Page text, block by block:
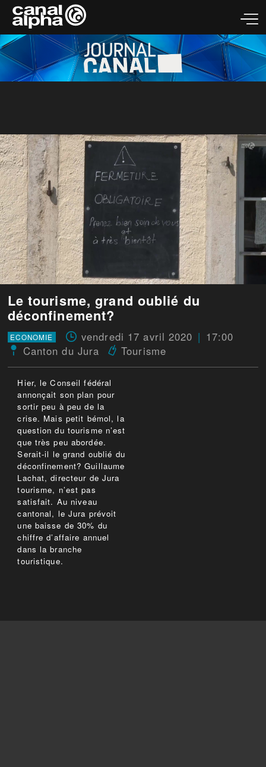
Le tourisme, grand oublié du
déconfinement?
ECONOMIE vendredi 17 avril 2020
17:00
Canton du Jura
Tourisme
Hier, le Conseil fédéral
annonçait son plan pour
sortir peu à peu de la
crise. Mais petit bémol, la
question du tourisme n’est
que très peu abordée.
Serait-il le grand oublié du
déconfinement? Guillaume
Lachat, directeur de Jura
tourisme, n’est pas
satisfait. Au niveau
cantonal, le Jura prévoit
une baisse de 30% du
chiffre d’affaire annuel
dans la branche
touristique.